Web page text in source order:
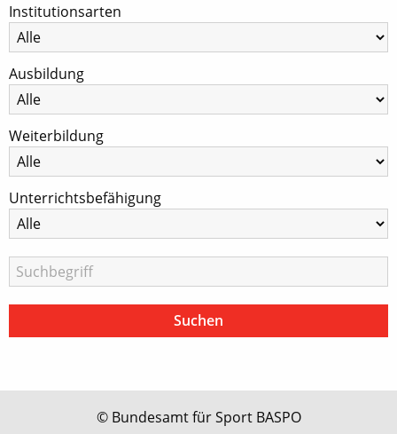
Institutionsarten
Ausbildung
Weiterbildung
Unterrichtsbefähigung
© Bundesamt für Sport BASPO